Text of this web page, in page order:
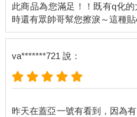
此商品為您滿足！！既有q化
va*******721 說：
昨天在蓋亞一號有看到，因為